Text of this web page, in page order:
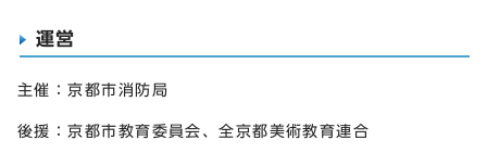
運営
主催：京都市消防局
後援：京都市教育委員会、全京都美術教育連合